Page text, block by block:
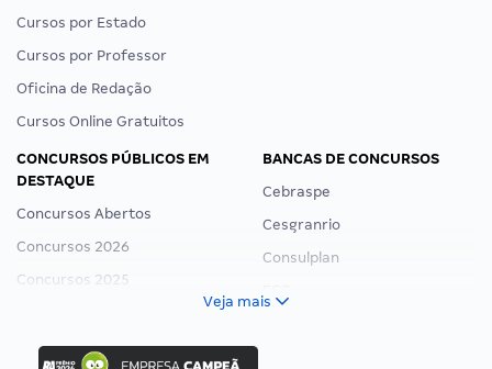
Cursos por Estado
Cursos por Professor
Oficina de Redação
Cursos Online Gratuitos
CONCURSOS PÚBLICOS EM
DESTAQUE
Concursos Abertos
Concursos 2026
Concursos 2025
Concurso Ibama
BANCAS DE CONCURSOS
Cebraspe
Cesgranrio
Consulplan
Veja mais